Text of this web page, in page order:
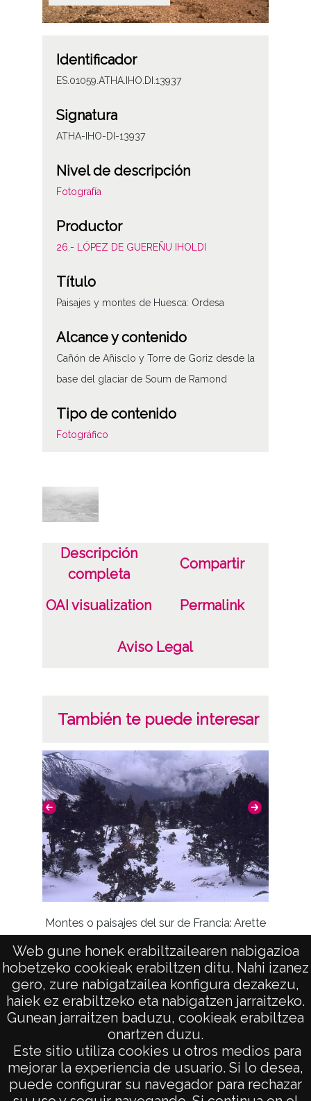
Web gune honek erabiltzailearen nabigazioa
hobetzeko cookieak erabiltzen ditu. Nahi izanez
gero, zure nabigatzailea konfigura dezakezu,
haiek ez erabiltzeko eta nabigatzen jarraitzeko.
Gunean jarraitzen baduzu, cookieak erabiltzea
onartzen duzu.
Este sitio utiliza cookies u otros medios para
mejorar la experiencia de usuario. Si lo desea,
puede configurar su navegador para rechazar
Identificador
ES.01059.ATHA.IHO.DI.13937
Signatura
ATHA-IHO-DI-13937
Nivel de descripción
Fotografía
Productor
26.- LÓPEZ DE GUEREÑU IHOLDI
Título
Paisajes y montes de Huesca: Ordesa
Alcance y contenido
Cañón de Añisclo y Torre de Goriz desde la
base del glaciar de Soum de Ramond
Tipo de contenido
Fotográfico
Plástico
Fecha
19620903
Lugar
Cañón de Añisclo y Torre de Goriz desde la
Licencia de las imágenes
Descripción
completa
Compartir
OAI visualization Permalink
Aviso Legal
También te puede interesar
Montes o paisajes del sur de Francia: Arette
AVISO LEGAL
POLÍTICA DE PRIVACIDAD
ACCESIBILIDAD